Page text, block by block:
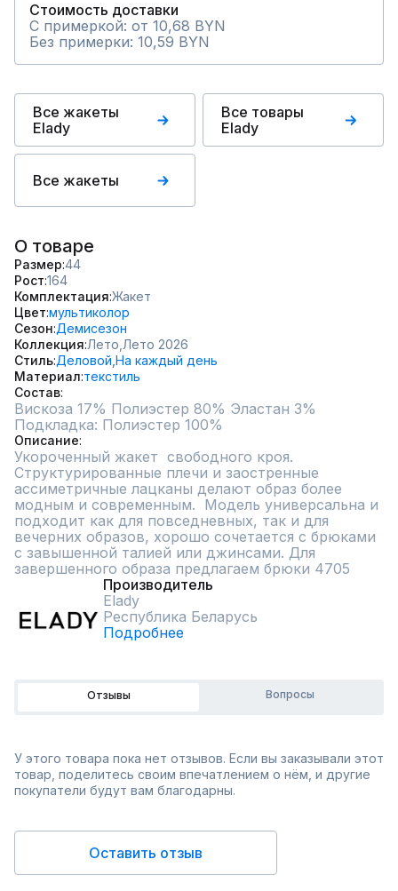
Стоимость доставки
С примеркой: от 10,68 BYN
Без примерки: 10,59 BYN
Все жакеты
Elady
Все товары
Elady
Все жакеты
О товаре
Размер 44
Рост 164
Комплектация Жакет
Цвет мультиколор
Сезон Демисезон
Коллекция Лето, Лето 2026
Стиль Деловой, На каждый день
Материал текстиль
Состав
Вискоза 17% Полиэстер 80% Эластан 3%
Описание
Укороченный жакет  свободного кроя.
Структурированные плечи и заостренные
ассиметричные лацканы делают образ более
модным и современным.  Модель универсальна и
подходит как для повседневных, так и для
вечерних образов, хорошо сочетается с брюками
с завышенной талией или джинсами. Для
завершенного образа предлагаем брюки 4705
Производитель
Elady
Республика Беларусь
Подробнее
Отзывы Вопросы
У этого товара пока нет отзывов. Если вы заказывали этот
товар, поделитесь своим впечатлением о нём, и другие
покупатели будут вам благодарны.
Оставить отзыв